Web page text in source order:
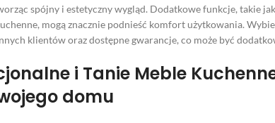
spójny i estetyczny wygląd. Dodatkowe funkcje, takie
mogą znacznie podnieść komfort użytkowania.
klientów oraz dostępne gwarancje, co może być
i Tanie Meble
domu